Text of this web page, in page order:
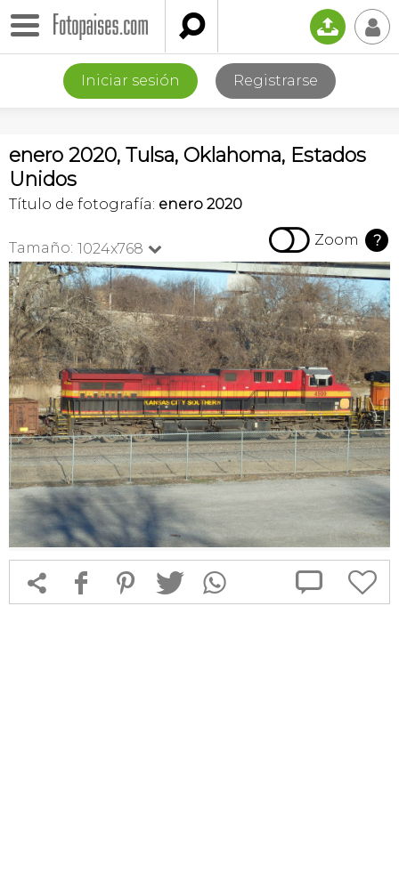
 📤 👤
Iniciar sesión Registrarse
enero 2020, Tulsa, Oklahoma, Estados
Unidos
Título de fotografía: enero 2020
Tamaño: 1024x768   Zoom ?
 f 1 T  